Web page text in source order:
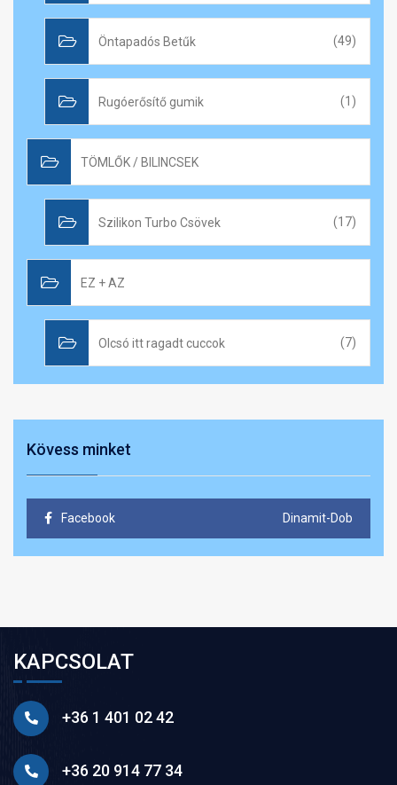
Öntapadós Betűk (49)
Rugóerősítő gumik (1)
TÖMLŐK / BILINCSEK
Szilikon Turbo Csövek (17)
EZ + AZ
Olcsó itt ragadt cuccok (7)
Kövess minket
Facebook Dinamit-Dob
KAPCSOLAT
+36 1 401 02 42
+36 20 914 77 34